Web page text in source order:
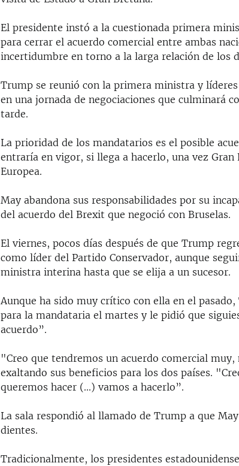
El presidente instó a la cuestionada primera
para cerrar el acuerdo comercial entre ambas
incertidumbre en torno a la larga relación de los
Trump se reunió con la primera ministra y
en una jornada de negociaciones que culminará
tarde.
La prioridad de los mandatarios es el posible
entraría en vigor, si llega a hacerlo, una vez Gran
Europea.
May abandona sus responsabilidades por su
del acuerdo del Brexit que negoció con Bruselas.
El viernes, pocos días después de que Trump
como líder del Partido Conservador, aunque
ministra interina hasta que se elija a un sucesor.
Aunque ha sido muy crítico con ella en el
para la mandataria el martes y le pidió que
acuerdo”.
"Creo que tendremos un acuerdo comercial
exaltando sus beneficios para los dos países.
queremos hacer (...) vamos a hacerlo”.
La sala respondió al llamado de Trump a que
dientes.
Tradicionalmente, los presidentes